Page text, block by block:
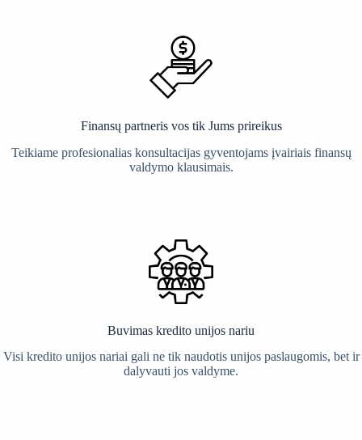
Finansų partneris vos tik Jums prireikus
Teikiame profesionalias konsultacijas gyventojams įvairiais finansų
valdymo klausimais.
Buvimas kredito unijos nariu
Visi kredito unijos nariai gali ne tik naudotis unijos paslaugomis, bet ir
dalyvauti jos valdyme.